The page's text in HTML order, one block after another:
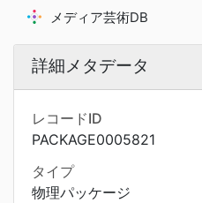
メディア芸術DB
詳細メタデータ
レコードID
PACKAGE0005821
タイプ
物理パッケージ